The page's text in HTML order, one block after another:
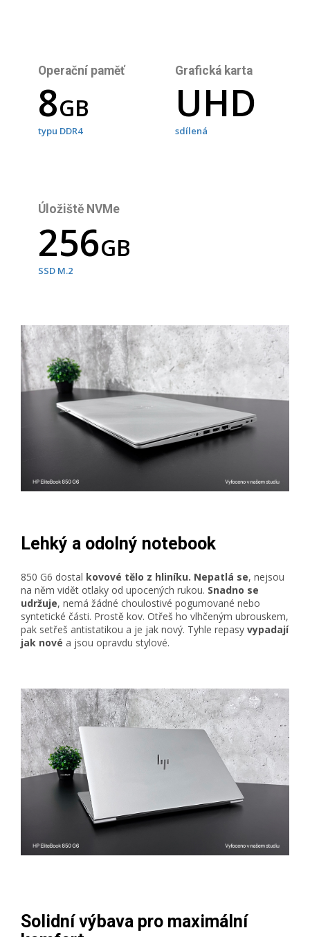
Operační paměť
8GB
typu DDR4
Grafická karta
UHD
sdílená
Úložiště NVMe
256GB
SSD M.2
Lehký a odolný notebook
850 G6 dostal kovové tělo z hliníku. Nepatlá se, nejsou
na něm vidět otlaky od upocených rukou. Snadno se
udržuje, nemá žádné choulostivé pogumované nebo
syntetické části. Prostě kov. Otřeš ho vlhčeným ubrouskem,
pak setřeš antistatikou a je jak nový. Tyhle repasy vypadají
jak nové a jsou opravdu stylové.
Solidní výbava pro maximální